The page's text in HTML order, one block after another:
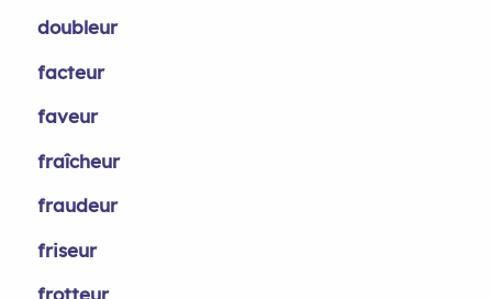
doubleur
facteur
faveur
fraîcheur
fraudeur
friseur
frotteur